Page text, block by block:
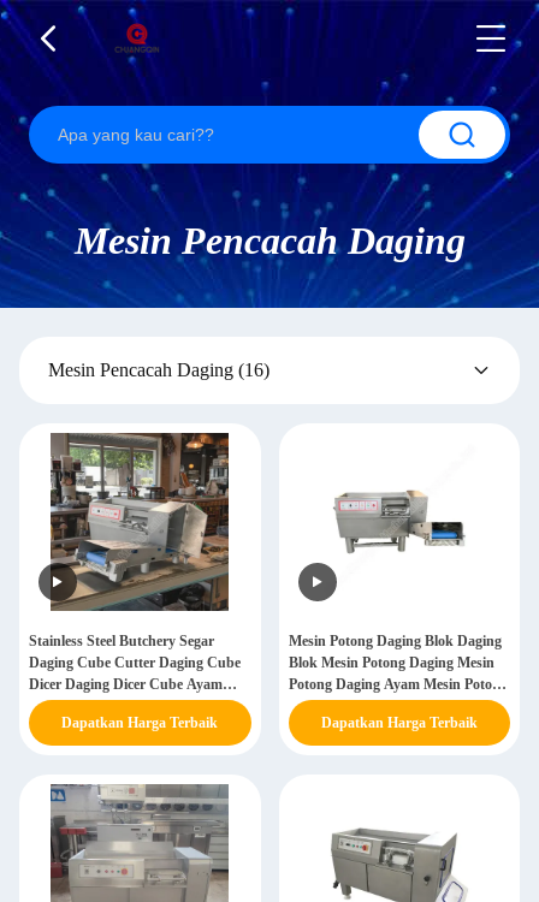
Mesin Pencacah Daging
Mesin Pencacah Daging (16)
Stainless Steel Butchery Segar
Daging Cube Cutter Daging Cube
Dicer Daging Dicer Cube Ayam
Daging Cutter Daging Dicer Mesin
Dapatkan Harga Terbaik
Mesin Potong Daging Blok Daging
Blok Mesin Potong Daging Mesin
Potong Daging Ayam Mesin Potong
Daging Otomatis Mesin Potong
DagingDapatkan Harga Terbaik